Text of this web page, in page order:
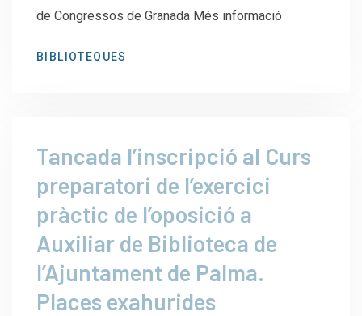
de Congressos de Granada Més informació
BIBLIOTEQUES
Tancada l’inscripció al Curs
preparatori de l’exercici
pràctic de l’oposició a
Auxiliar de Biblioteca de
l’Ajuntament de Palma.
Places exahurides